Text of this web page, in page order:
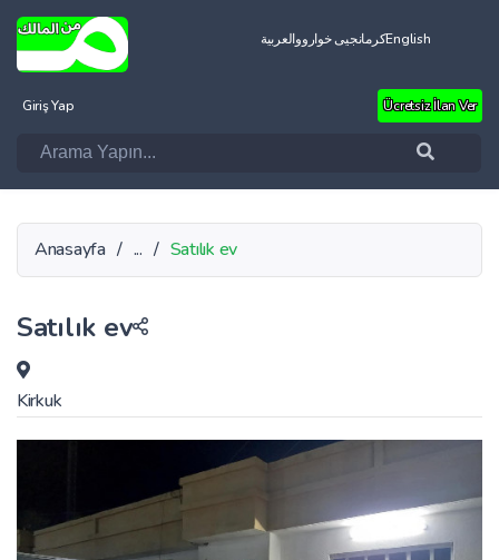
العربيةکرمانجیی خوارووEnglish
Giriş Yap Ücretsiz İlan Ver
Anasayfa / ... / Satılık ev
Satılık ev
Kirkuk